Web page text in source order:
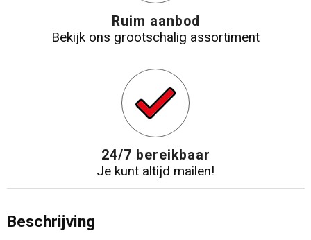
Ruim aanbod
Bekijk ons grootschalig assortiment
24/7 bereikbaar
Je kunt altijd mailen!
Beschrijving